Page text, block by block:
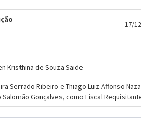
17/
Kristhina de Souza Saide
Serrado Ribeiro e Thiago Luiz Affonso
Gonçalves, como Fiscal